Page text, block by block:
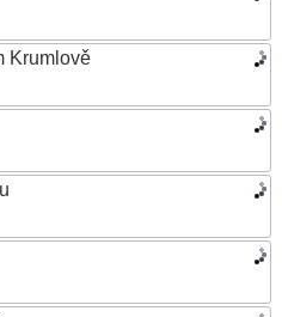
Krumlově